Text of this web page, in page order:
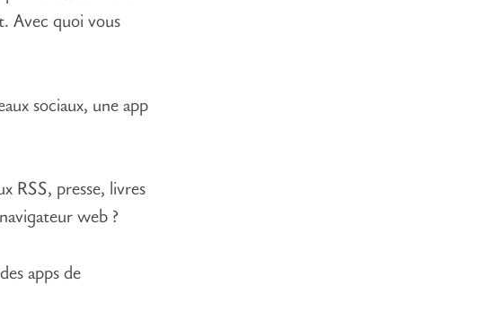
Avec quoi vous
sociaux, une app
RSS, presse, livres
web ?
apps de